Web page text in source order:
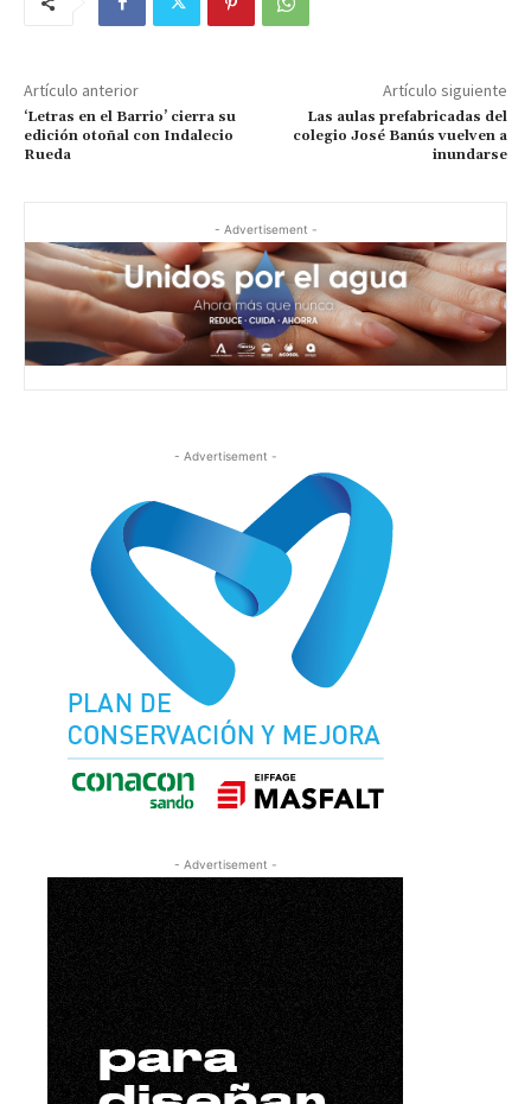
Artículo anterior
‘Letras en el Barrio’ cierra su
edición otoñal con Indalecio
Rueda
Artículo siguiente
Las aulas prefabricadas del
colegio José Banús vuelven a
inundarse
- Advertisement -
- Advertisement -
- Advertisement -